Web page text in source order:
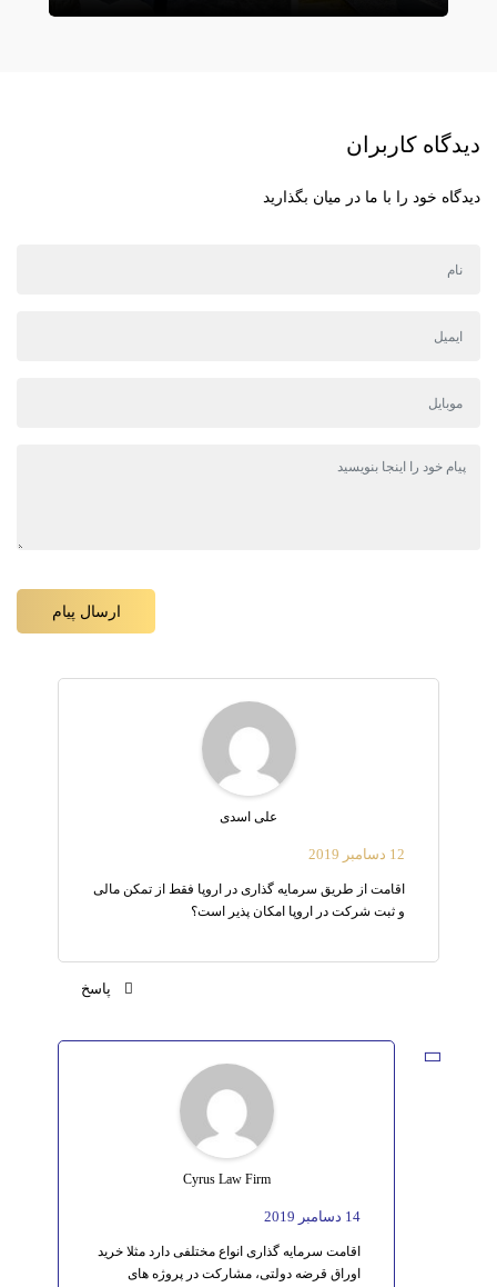
دیدگاه کاربران
دیدگاه خود را با ما در میان بگذارید
علی اسدی
12 دسامبر 2019
اقامت از طریق سرمایه گذاری در اروپا فقط از تمکن مالی
و ثبت شرکت در اروپا امکان پذیر است؟
پاسخ
Cyrus Law Firm
14 دسامبر 2019
اقامت سرمایه گذاری انواع مختلفی دارد مثلا خرید
اوراق قرضه دولتی، مشارکت در پروژه های